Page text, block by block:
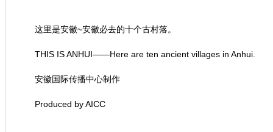
这里是安徽~安徽必去的十个古村落。
THIS IS ANHUI——Here are ten ancient villages in Anhui.
安徽国际传播中心制作
Produced by AICC